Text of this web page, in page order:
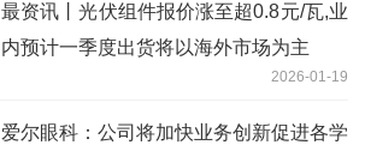
最资讯丨光伏组件报价涨至超0.8元/瓦,业
内预计一季度出货将以海外市场为主
2026-01-19
爱尔眼科：公司将加快业务创新促进各学